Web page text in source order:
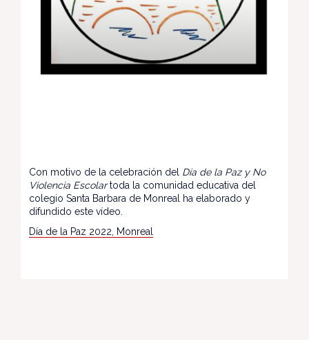
Con motivo de la celebración del Día de la Paz y No
Violencia Escolartoda la comunidad educativa del
colegio Santa Barbara de Monreal ha elaborado y
difundido este vídeo.
Día de la Paz 2022, Monreal